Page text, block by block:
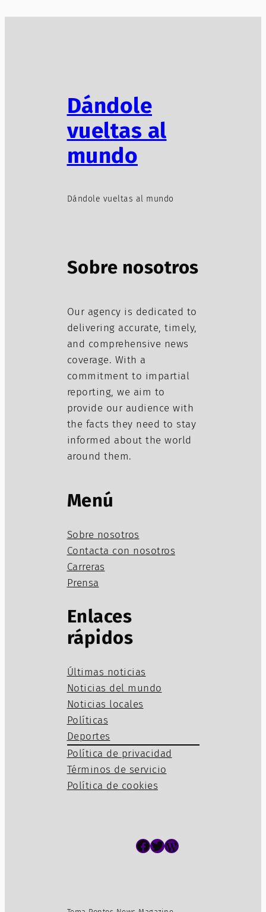
Dándole
vueltas al
mundo
Dándole vueltas al mundo
Sobre nosotros
Our agency is dedicated to
delivering accurate, timely,
and comprehensive news
coverage. With a
commitment to impartial
reporting, we aim to
provide our audience with
the facts they need to stay
informed about the world
around them.
Menú
Sobre nosotros
Contacta con nosotros
Carreras
Prensa
Enlaces
rápidos
Últimas noticias
Noticias del mundo
Noticias locales
Políticas
Deportes
Política de privacidad
Términos de servicio
Política de cookies
Facebook Twitter WordPress